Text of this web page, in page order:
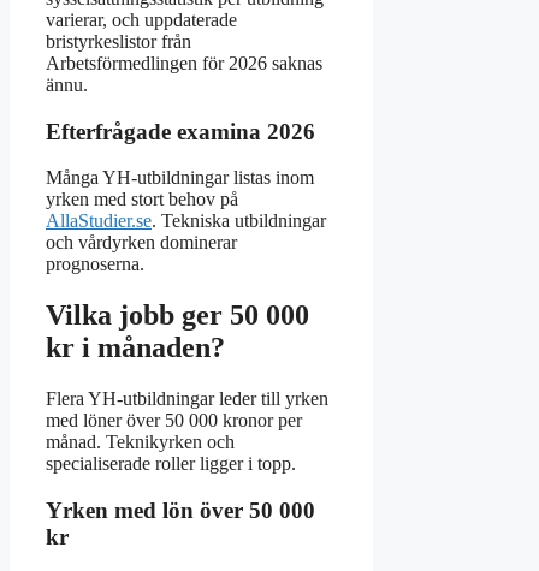
varierar, och uppdaterade
bristyrkeslistor från
Arbetsförmedlingen för 2026 saknas
ännu.
Efterfrågade examina 2026
Många YH-utbildningar listas inom
yrken med stort behov på
AllaStudier.se. Tekniska utbildningar
och vårdyrken dominerar
prognoserna.
Vilka jobb ger 50 000
kr i månaden?
Flera YH-utbildningar leder till yrken
med löner över 50 000 kronor per
månad. Teknikyrken och
specialiserade roller ligger i topp.
Yrken med lön över 50 000
kr